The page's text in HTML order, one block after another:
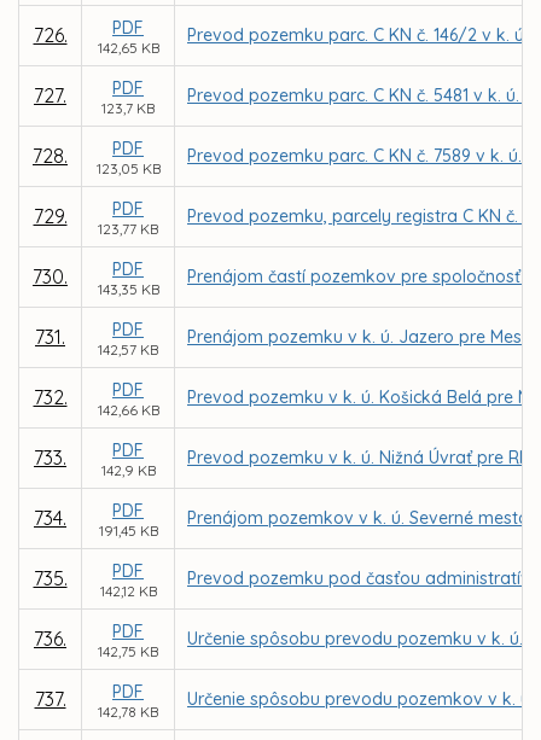
726. PDF
142,65 KB
Prevod pozemku parc. C KN č. 146/2 v k.
727. PDF
123,7 KB
Prevod pozemku parc. C KN č. 5481 v k.
728. PDF
123,05 KB
Prevod pozemku parc. C KN č. 7589 v k.
729. PDF
123,77 KB
Prevod pozemku, parcely registra C KN č.
730. PDF
143,35 KB
Prenájom častí pozemkov pre spoločnosť
731. PDF
142,57 KB
Prenájom pozemku v k. ú. Jazero pre
732. PDF
142,66 KB
Prevod pozemku v k. ú. Košická Belá pre
733. PDF
142,9 KB
Prevod pozemku v k. ú. Nižná Úvrať pre
734. PDF
191,45 KB
Prenájom pozemkov v k. ú. Severné
735. PDF
142,12 KB
Prevod pozemku pod časťou
736. PDF
142,75 KB
Určenie spôsobu prevodu pozemku v k. ú.
737. PDF
142,78 KB
Určenie spôsobu prevodu pozemkov v k.